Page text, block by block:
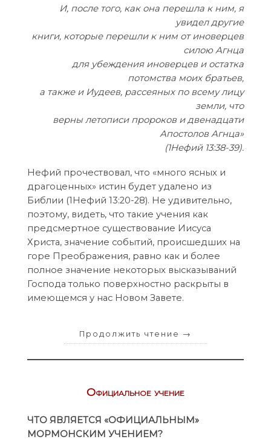
И, после того, как она перешла к ним, я
увидел другие
книги, которые перешли к ним от иноверцев
силою Агнца
для убеждения иноверцев и остатка
потомства моих братьев,
а также и Иудеев, рассеяных по всему лицу
земли, что
верны летописи пророков и двенадцати
Апостолов Агнца»
(1Нефий 13:38-39).
Нефий прочествовал, что «много ясных и
драгоценных» истин будет удалено из
Библии (1Нефий 13:20-28). Не удивительно,
поэтому, видеть, что такие учения как
предсмертное существование Иисуса
Христа, значение событий, происшедших на
горе Преображения, равно как и более
полное значение некоторых высказываний
Господа только поверхностно раскрыты в
имеющемся у нас Новом Завете.
Продолжить чтение →
Официальное учение
ЧТО ЯВЛЯЕТСЯ «ОФИЦИАЛЬНЫМ»
МОРМОНСКИМ УЧЕНИЕМ?